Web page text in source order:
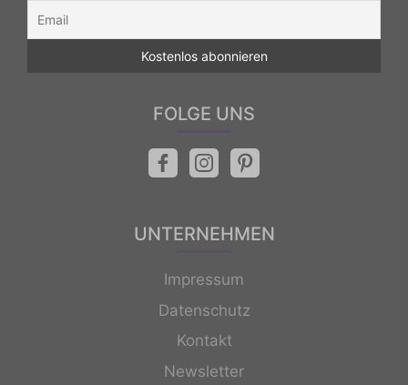
FOLGE UNS
UNTERNEHMEN
Impressum
Datenschutz
Kontakt
Newsletter